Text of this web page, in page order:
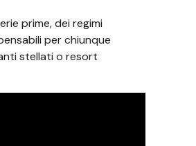
prime, dei regimi
per chiunque
stellati o resort